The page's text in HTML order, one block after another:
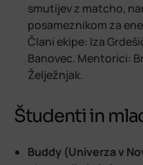
smutijev z matcho,
posameznikom za
Člani ekipe: Iza
Banovec. Mentorici:
Želježnjak.
Študenti in
Buddy (Univerza v